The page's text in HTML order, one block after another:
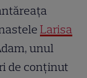
Larisa
unul
de conținut